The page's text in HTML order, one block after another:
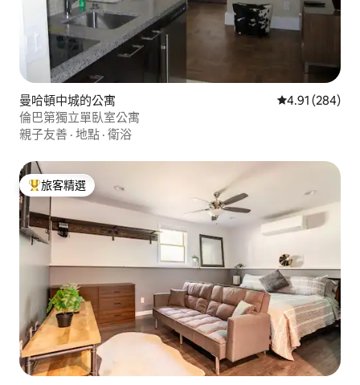
曼哈頓中城的公寓 從 284 則評價
4.91 (284)
倫巴第獨立單臥室公寓
親子友善 · 地點 · 衛浴
旅客精選榜首
旅客精選